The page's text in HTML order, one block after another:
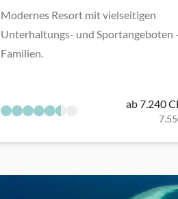
Modernes Resort mit vielseitigen
Unterhaltungs- und Sportangeboten
Familien.
ab 7.240